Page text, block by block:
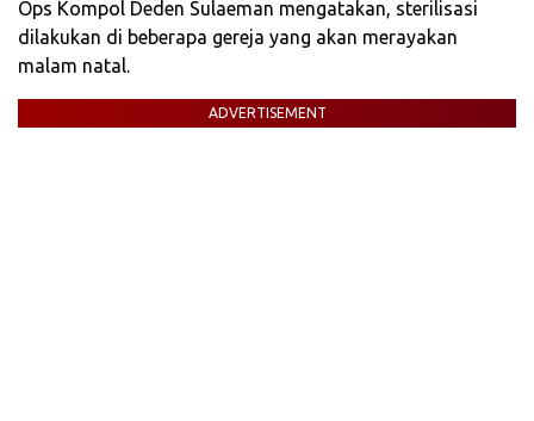
Ops Kompol Deden Sulaeman mengatakan, sterilisasi
dilakukan di beberapa gereja yang akan merayakan
malam natal.
ADVERTISEMENT